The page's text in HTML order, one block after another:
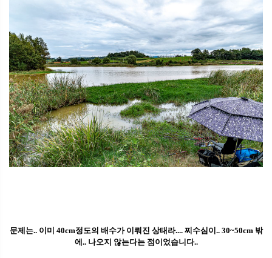
문제는.. 이미 40cm정도의 배수가 이뤄진 상태라.... 찌수심이.. 30~50cm 밖
에.. 나오지 않는다는 점이었습니다..